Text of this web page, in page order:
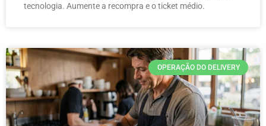
tecnologia. Aumente a recompra e o ticket médio.
OPERAÇÃO DO DELIVERY